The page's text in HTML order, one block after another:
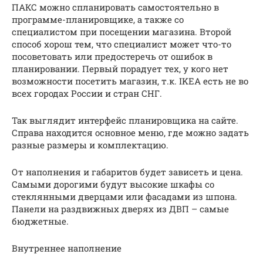
ПАКС можно спланировать самостоятельно в
программе-планировщике, а также со
специалистом при посещении магазина. Второй
способ хорош тем, что специалист может что-то
посоветовать или предостеречь от ошибок в
планировании. Первый порадует тех, у кого нет
возможности посетить магазин, т.к. IKEA есть не во
всех городах России и стран СНГ.
Так выглядит интерфейс планировщика на сайте.
Справа находится основное меню, где можно задать
разные размеры и комплектацию.
От наполнения и габаритов будет зависеть и цена.
Самыми дорогими будут высокие шкафы со
стеклянными дверцами или фасадами из шпона.
Панели на раздвижных дверях из ДВП – самые
бюджетные.
Внутреннее наполнение